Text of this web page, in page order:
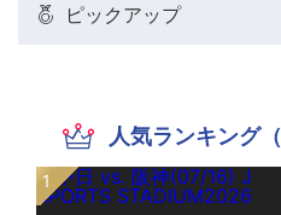
ピックアップ
人気ランキング